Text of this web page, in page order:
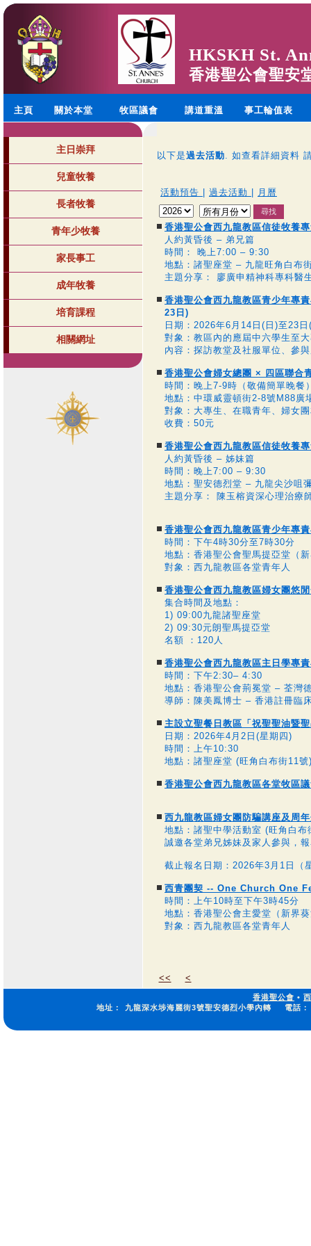
HKSKH St.
香港聖公會聖安
主頁 關於本堂 牧區議會 講道重溫 事工輪值表
主日崇拜
兒童牧養
長者牧養
青年少牧養
家長事工
成年牧養
培育課程
相關網址
以下是過去活動. 如查看詳細資料
活動預告 過去活動 月曆
香港聖公會西九龍教區信徒牧養
人約黃昏後 – 弟兄篇
時間： 晚上7:00 – 9:30
地點：諸聖座堂 – 九龍旺角白布
主題分享： 廖廣申精神科專科醫
香港聖公會西九龍教區青少年專
23日)
日期：2026年6月14日(日)至23
對象：教區內的應屆中六學生至
內容：探訪教堂及社服單位、參
香港聖公會婦女總團 × 四區聯合
時間：晚上7-9時（敬備簡單晚餐
地點：中環威靈頓街2-8號M88廣
對象：大專生、在職青年、婦女
收費：50元
香港聖公會西九龍教區信徒牧養
人約黃昏後 – 姊妹篇
時間：晚上7:00 – 9:30
地點：聖安德烈堂 – 九龍尖沙咀
主題分享： 陳玉榕資深心理治療
香港聖公會西九龍教區青少年
時間：下午4時30分至7時30分
地點：香港聖公會聖馬提亞堂（
對象：西九龍教區各堂青年人
香港聖公會西九龍教區婦女團悠
集合時間及地點：
1) 09:00九龍諸聖座堂
2) 09:30元朗聖馬提亞堂
名額 ：120人
香港聖公會西九龍教區主日學專
時間：下午2:30– 4:30
地點：香港聖公會荊冕堂 – 荃灣
導師：陳美鳳博士 – 香港註冊臨
主設立聖餐日教區「祝聖聖油暨
日期：2026年4月2日(星期四)
時間：上午10:30
地點：諸聖座堂 (旺角白布街11號
香港聖公會西九龍教區各堂牧區
西九龍教區婦女團防騙講座及周
地點：諸聖中學活動室 (旺角白布
誠邀各堂弟兄姊妹及家人參與，
截止報名日期：2026年3月1日（
西青團契 -- One Church One
時間：上午10時至下午3時45分
地點：香港聖公會主愛堂（新界
對象：西九龍教區各堂青年人
<< <
香港聖公會 •
地址：
九龍深水埗海麗街3號聖安德烈小學內轉 電話：